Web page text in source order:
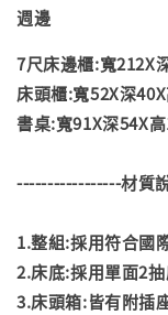
週邊
7尺床邊櫃:寬212X
床頭櫃:寬52X深
書桌:寬91X深54X
-----------------材質
1.整組:採用符合國
2.床底:採用單面2
3.床頭箱:皆有附插